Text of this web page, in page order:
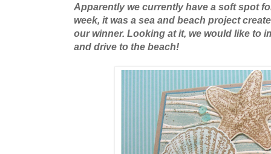
Apparently we currently have a soft spot
week, it was a sea and beach project
our winner. Looking at it, we would like to
and drive to the beach!